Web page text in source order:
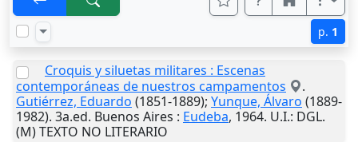
p. 1
Croquis y siluetas militares : Escenas
contemporáneas de nuestros campamentos
.
Gutiérrez, Eduardo (1851-1889); Yunque, Álvaro (1889-
1982). 3a.ed. Buenos Aires : Eudeba, 1964. U.I.: DGL.
(M) TEXTO NO LITERARIO